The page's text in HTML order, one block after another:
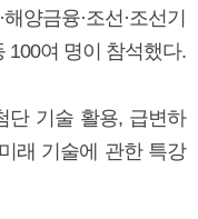
양금융·조선·조선기
100여 명이 참석했다.
단 기술 활용, 급변하
래 기술에 관한 특강